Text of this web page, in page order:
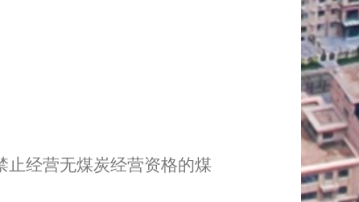
止经营无煤炭经营资格的煤